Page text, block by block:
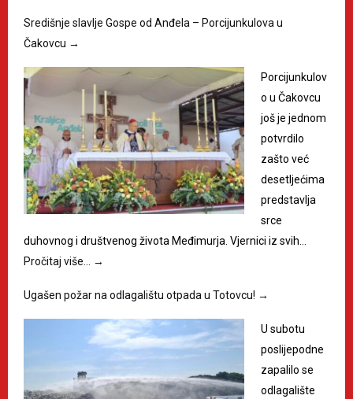
Središnje slavlje Gospe od Anđela – Porcijunkulova u
Čakovcu →
Porcijunkulov
o u Čakovcu
još je jednom
potvrdilo
zašto već
desetljećima
predstavlja
srce
duhovnog i društvenog života Međimurja. Vjernici iz svih…
Pročitaj više…
→
Ugašen požar na odlagalištu otpada u Totovcu! →
U subotu
poslijepodne
zapalilo se
odlagalište